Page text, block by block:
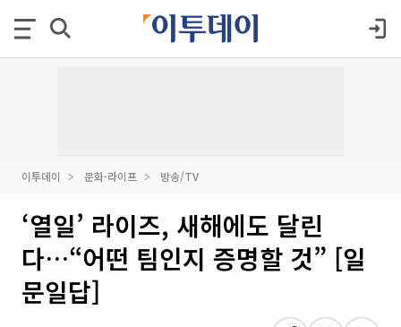
이투데이 문화·라이프 방송/TV
‘열일’ 라이즈, 새해에도 달린
다…“어떤 팀인지 증명할 것” [일
문일답]